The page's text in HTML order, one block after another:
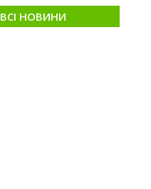
ВСІ НОВИНИ